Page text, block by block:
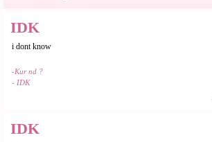
IDK
i dont know
-Kur nd ?
- IDK
IDK